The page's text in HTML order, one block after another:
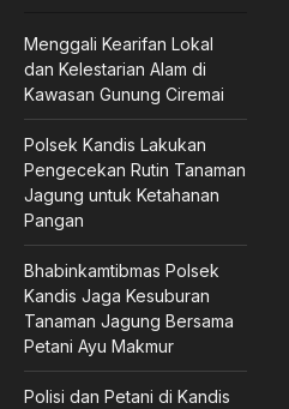
Menggali Kearifan Lokal
dan Kelestarian Alam di
Kawasan Gunung Ciremai
Polsek Kandis Lakukan
Pengecekan Rutin Tanaman
Jagung untuk Ketahanan
Pangan
Bhabinkamtibmas Polsek
Kandis Jaga Kesuburan
Tanaman Jagung Bersama
Petani Ayu Makmur
Polisi dan Petani di Kandis